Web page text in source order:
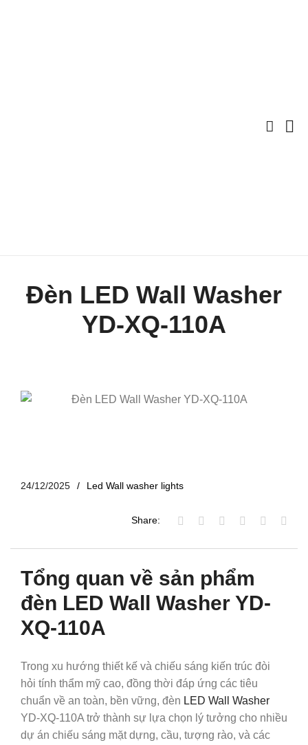
Đèn LED Wall Washer
YD-XQ-110A
24/12/2025 Led Wall washer lights
Share:
Tổng quan về sản phẩm
đèn LED Wall Washer YD-
XQ-110A
Trong xu hướng thiết kế và chiếu sáng kiến trúc đòi
hỏi tính thẩm mỹ cao, đồng thời đáp ứng các tiêu
chuẩn về an toàn, bền vững, đèn LED Wall Washer
YD-XQ-110A trở thành sự lựa chọn lý tưởng cho nhiều
dự án chiếu sáng mặt dựng, cầu, tượng rào, và các